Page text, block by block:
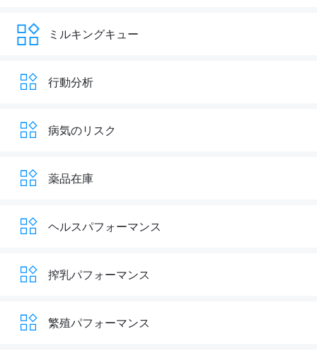
ミルキングキュー
行動分析
病気のリスク
薬品在庫
ヘルスパフォーマンス
搾乳パフォーマンス
繁殖パフォーマンス